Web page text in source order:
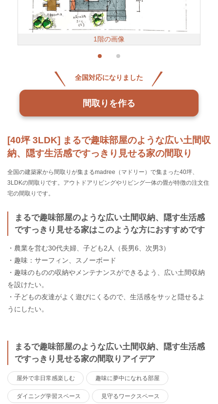
[40坪 3LDK] まるで趣味部屋のような広い土間収
納、隠す生活感ですっきり見せる家の間取り
全国の建築家から間取りが集まるmadree（マドリー）で集まった40坪、
3LDKの間取りです。アウトドアリビングやリビング一体の畳が特徴の注文住
宅の間取りです。
まるで趣味部屋のような広い土間収納、隠す生活感
ですっきり見せる家はこのような方におすすめです
・農業を営む30代夫婦、子ども2人（長男6、次男3）
・趣味：サーフィン、スノーボード
・趣味のものの収納やメンテナンスができるよう、広い土間収納
を設けたい。
・子どもの友達がよく遊びにくるので、生活感をサッと隠せるよ
うにしたい。
まるで趣味部屋のような広い土間収納、隠す生活感
ですっきり見せる家の間取りアイデア
屋外で非日常感楽しむ 趣味に夢中になれる部屋
ダイニング学習スペース 見守るワークスペース
1階の画像
全国対応になりました
間取りを作る